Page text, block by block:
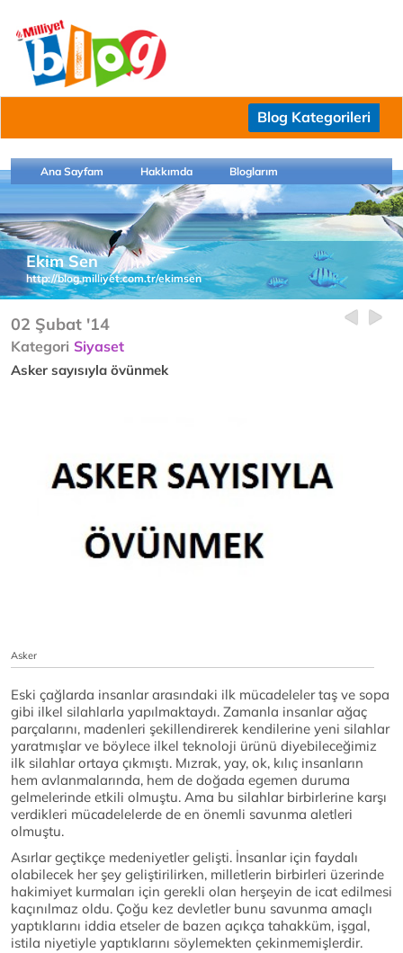
Blog Kategorileri
Ana Sayfam Hakkımda Bloglarım
Ekim Sen
http://blog.milliyet.com.tr/ekimsen
02 Şubat '14
Kategori Siyaset
Asker sayısıyla övünmek
Asker
Eski çağlarda insanlar arasındaki ilk mücadeleler taş ve sopa
gibi ilkel silahlarla yapılmaktaydı. Zamanla insanlar ağaç
parçalarını, madenleri şekillendirerek kendilerine yeni silahlar
yaratmışlar ve böylece ilkel teknoloji ürünü diyebileceğimiz
ilk silahlar ortaya çıkmıştı. Mızrak, yay, ok, kılıç insanların
hem avlanmalarında, hem de doğada egemen duruma
gelmelerinde etkili olmuştu. Ama bu silahlar birbirlerine karşı
verdikleri mücadelelerde de en önemli savunma aletleri
olmuştu.
Asırlar geçtikçe medeniyetler gelişti. İnsanlar için faydalı
olabilecek her şey geliştirilirken, milletlerin birbirleri üzerinde
hakimiyet kurmaları için gerekli olan herşeyin de icat edilmesi
kaçınılmaz oldu. Çoğu kez devletler bunu savunma amaçlı
yaptıklarını iddia etseler de bazen açıkça tahakküm, işgal,
istila niyetiyle yaptıklarını söylemekten çekinmemişlerdir.